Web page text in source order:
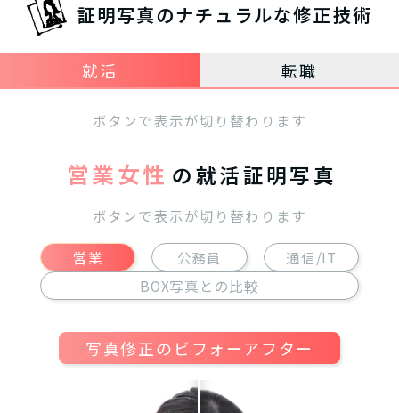
証明写真のナチュラルな修正技術
就活 転職
ボタンで表示が切り替わります
営業女性 の就活証明写真
ボタンで表示が切り替わります
営業 公務員
通信/IT
BOX写真との比較
写真修正のビフォーアフター